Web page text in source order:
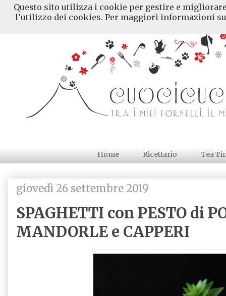
Home Ricettario Tea
giovedì 26 settembre 2019
SPAGHETTI con PESTO di
MANDORLE e CAPPERI
Questo sito utilizza i cookie per gestire e
l’utilizzo dei cookies. Per maggiori informazioni